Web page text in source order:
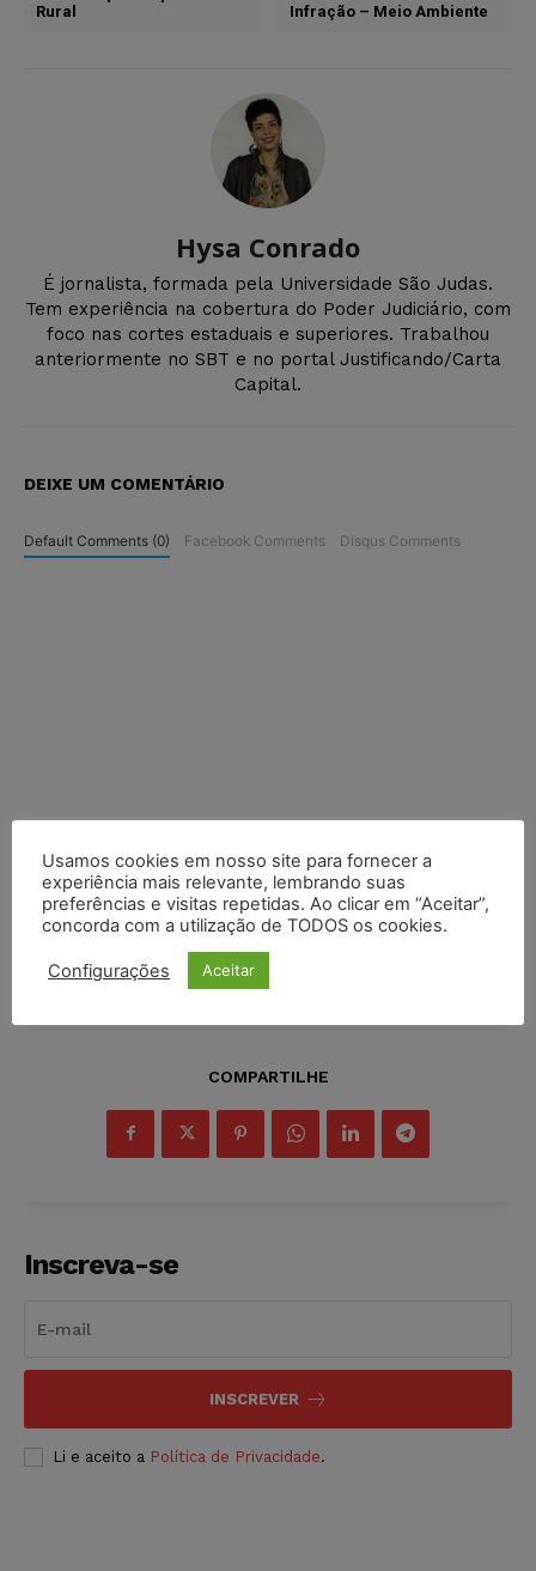
Rural
Infração – Meio Ambiente
Hysa Conrado
É jornalista, formada pela Universidade São Judas.
Tem experiência na cobertura do Poder Judiciário, com
foco nas cortes estaduais e superiores. Trabalhou
anteriormente no SBT e no portal Justificando/Carta
Capital.
DEIXE UM COMENTÁRIO
Default Comments (0) Facebook Comments Disqus Comments
COMPARTILHE
Inscreva-se
INSCREVER
Li e aceito a Política de Privacidade.
Usamos cookies em nosso site para fornecer a
experiência mais relevante, lembrando suas
preferências e visitas repetidas. Ao clicar em “Aceitar”,
concorda com a utilização de TODOS os cookies.
Configurações Aceitar